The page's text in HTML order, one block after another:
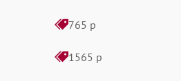
765 р
1565 р